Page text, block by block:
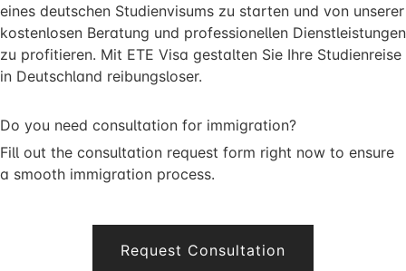
eines deutschen Studienvisums zu starten und von unserer
kostenlosen Beratung und professionellen Dienstleistungen
zu profitieren. Mit ETE Visa gestalten Sie Ihre Studienreise
in Deutschland reibungsloser.
Do you need consultation for immigration?
Fill out the consultation request form right now to ensure
a smooth immigration process.
Request Consultation